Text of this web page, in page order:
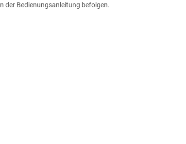
der Bedienungsanleitung befolgen.